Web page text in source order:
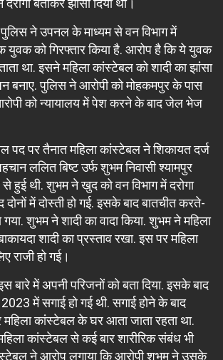
बताकर झांसा दिया था।
ने उपनल के माध्यम से वन विभाग में
युवक को गिरफ्तार किया है. आरोप है कि ये युवक
था. इसने महिला कांस्टेबल को शादी का झांसा
बनाए. पुलिस ने आरोपी को मोहकमपुर के पास
को न्यायालय में पेश करने के बाद जेल भेज
पद पर तैनात महिला कांस्टेबल ने शिकायत दर्ज
ललित बिष्ट उर्फ शुभम निवासी श्यामपुर
से हुई थी. शुभम ने खुद को वन विभाग में दरोगा
दोनों में दोस्ती हो गई. इसके बाद बातचीत करते-
गया. शुभम ने शादी का वादा किया. शुभम ने महिला
शादी का प्रस्ताव रखा. इस पर महिला
राजी हो गई।
बारे में अपनी परिजनों को बता दिया. इसके बाद
में सगाई हो गई थी. सगाई होने के बाद
कांस्टेबल के घर आता जाता रहता था.
कांस्टेबल से कई बार शारीरिक संबंध भी
ने आरोप लगाया कि आरोपी शुभम ने उसके